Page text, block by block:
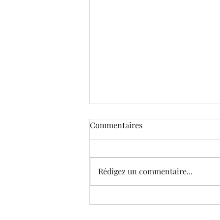
Commentaires
Rédigez un commentaire...